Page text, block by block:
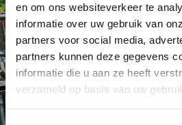
en om ons websiteverkeer te
informatie over uw gebruik van
partners voor social media,
partners kunnen deze gegevens
informatie die u aan ze heeft
verzameld op basis van uw